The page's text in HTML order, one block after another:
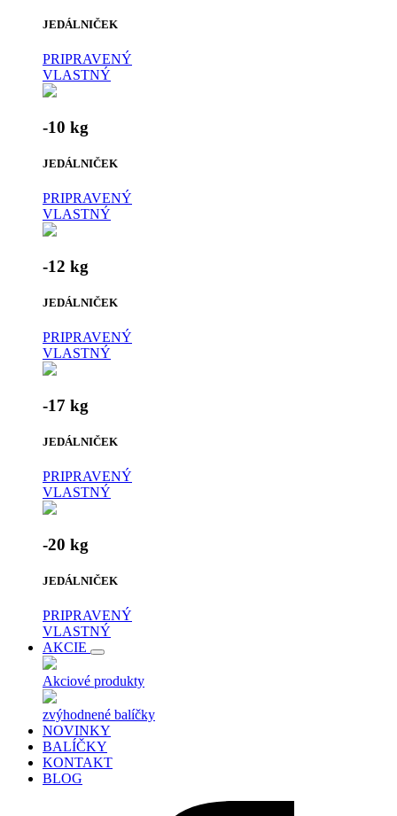
JEDÁLNIČEK
PRIPRAVENÝ
VLASTNÝ
-10 kg
JEDÁLNIČEK
PRIPRAVENÝ
VLASTNÝ
-12 kg
JEDÁLNIČEK
PRIPRAVENÝ
VLASTNÝ
-17 kg
JEDÁLNIČEK
PRIPRAVENÝ
VLASTNÝ
-20 kg
JEDÁLNIČEK
PRIPRAVENÝ
VLASTNÝ
AKCIE
Akciové produkty
zvýhodnené balíčky
NOVINKY
BALÍČKY
KONTAKT
BLOG